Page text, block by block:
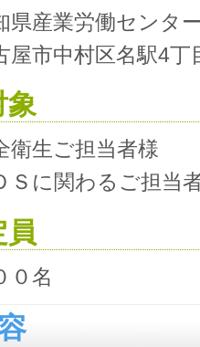
県産業労働セン
屋市中村区名駅4丁
象
衛生ご担当者様
Ｓに関わるご担
員
０名